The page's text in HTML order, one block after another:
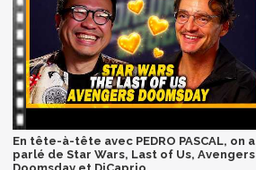
En tête-à-tête avec PEDRO PASCAL, on a
parlé de Star Wars, Last of Us, Avengers